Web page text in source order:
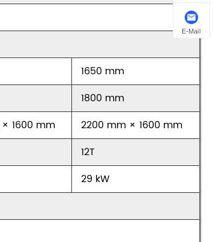
1650 mm
1800 mm
1600 mm
2200 mm × 1600 mm
12T
29 kW
E-Mail